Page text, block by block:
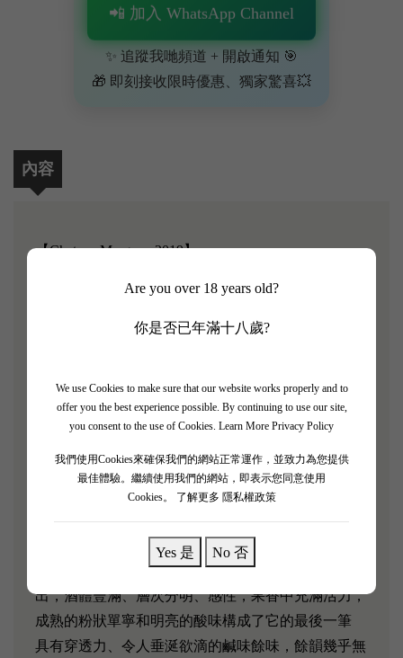
Are you over 18 years old?
你是否已年滿十八歲?
We use Cookies to make sure that our website works properly and to
offer you the best experience possible. By continuing to use our site,
you consent to the use of Cookies. Learn More Privacy Policy
我們使用Cookies來確保我們的網站正常運作，並致力為您提供
最佳體驗。繼續使用我們的網站，即表示您同意使用
Cookies。
了解更多 隱私權政策
Yes 是 No 否
📲 加入 WhatsApp Channel
✨ 追蹤我哋頻道 + 開啟通知 🎯
🎁 即刻接收限時優惠、獨家驚喜💥
內容
【Chateau Margaux 2019】
Robert Parker評分: 100/100
從17世紀起，Chateau Margaux就已是世界公認的頂
一曲芭蕾舞般優雅而有力，餘味清新悠長，單寧充沛
順滑，平衡感佳，綜合其特質亦相當出眾。而隨著陳
年，瑪歌酒莊的紅酒可發展出更為細膩的口感和復雜
的風味。
「2019 年的瑪歌酒莊是該年份的佳釀嗎？ 當然可以
提出有力的支持理由。 黑莓、覆盆子、玫瑰花瓣、
紫羅蘭、鉛筆屑和葡萄煙熏的香氣從玻璃杯中升騰而
出，酒體豐滿、層次分明、感性，果香中充滿活力，
成熟的粉狀單寧和明亮的酸味構成了它的最後一筆
具有穿透力、令人垂涎欲滴的鹹味餘味，餘韻幾乎無